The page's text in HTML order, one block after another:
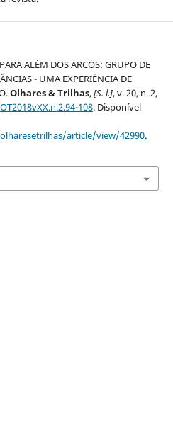
ALÉM DOS ARCOS: GRUPO DE
- UMA EXPERIÊNCIA DE
Olhares & Trilhas,[S. l.], v. 20, n. 2,
108. Disponível
article/view/42990.